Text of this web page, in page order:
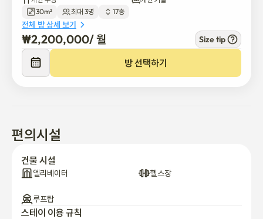
Private Bathroom: 깨끗하고 모던한 스타일의 전용 샤워 부스 및
욕실을 제공합니다. (사진 참고: 욕실)
Thoughtful Touches: 간단한 업무나 독서를 위한 전용 책상 공간
과 아늑한 소파 공간이 마련되어 있습니다. (사진 참고: 작업 공간)
Dongmyo Station (동묘역) 1-Minute Walk: 1호선과 6호선이
만나는 동묘역이 걸어서 단 1분 거리! 서울 어디든 빠르고 편리하게
이동할 수 있습니다.
와 기차역에, 6호선을 이용하면 이태원, 홍대 등 트렌디한 지역에 쉽
게 접근할 수 있습니다.
30m²
최대 3명 17층
전체 방 상세 보기
₩2,200,000/ 월 Size tip
방 선택하기
편의시설
건물 시설
엘리베이터 헬스장
루프탑
스테이 이용 규칙